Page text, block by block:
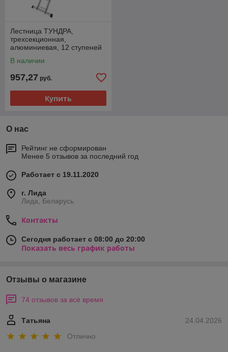
Лестница ТУНДРА,
трехсекционная,
алюминиевая, 12 ступеней
В наличии
957,27 руб.
Купить
О нас
Рейтинг не сформирован
Менее 5 отзывов за последний год
Работает с 19.11.2020
г. Лида
Лида, Беларусь
Контакты
Сегодня работает с 08:00 до 20:00
Показать весь график работы
Отзывы о магазине
74 отзывов за всё время
24.04.2026
Татьяна
Отлично